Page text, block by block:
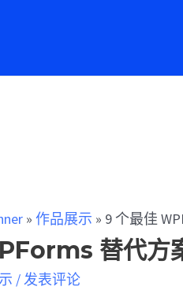
»作品展示 » 9 个最佳
替代方
/发表评论